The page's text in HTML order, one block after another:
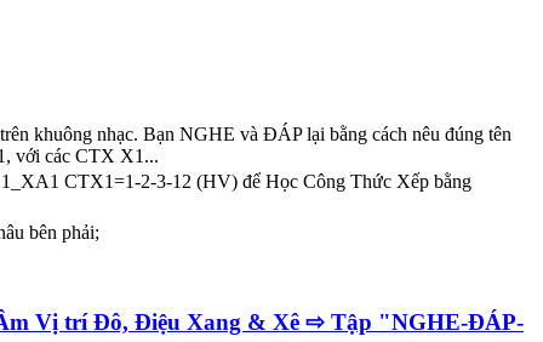
khuông nhạc. Bạn NGHE và ĐÁP lại bằng cách nêu đúng tên
với các CTX X1...
1_XA1 CTX1=1-2-3-12 (HV) để Học Công Thức Xếp bằng
bên phải;
Vị trí Đô, Điệu Xang & Xê ⇨ Tập "NGHE-ĐÁP-